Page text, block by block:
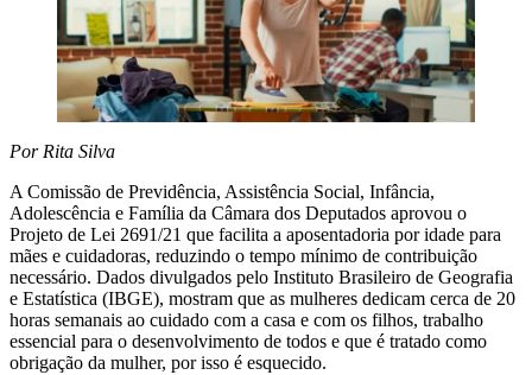
Por Rita Silva
A Comissão de Previdência, Assistência Social, Infância,
Adolescência e Família da Câmara dos Deputados aprovou o
Projeto de Lei 2691/21 que facilita a aposentadoria por idade para
mães e cuidadoras, reduzindo o tempo mínimo de contribuição
necessário. Dados divulgados pelo Instituto Brasileiro de Geografia
e Estatística (IBGE), mostram que as mulheres dedicam cerca de 20
horas semanais ao cuidado com a casa e com os filhos, trabalho
essencial para o desenvolvimento de todos e que é tratado como
obrigação da mulher, por isso é esquecido.